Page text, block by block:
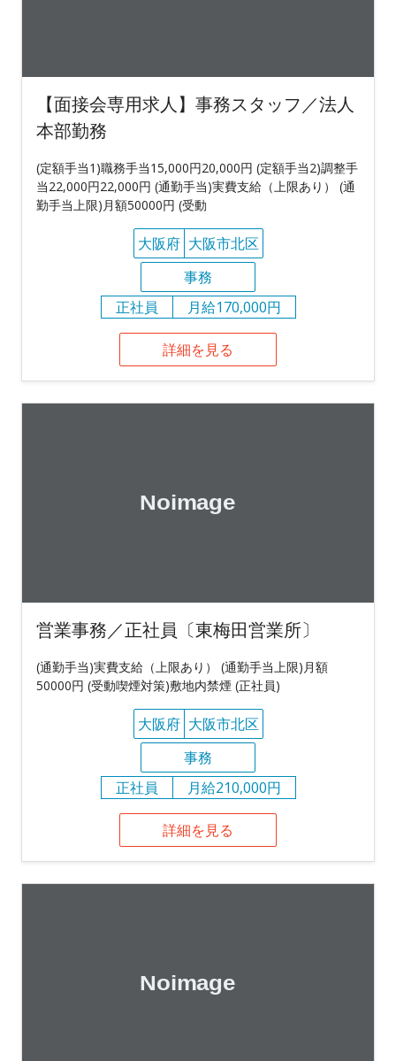
【面接会専用求人】事務スタッフ／法人
本部勤務
(定額手当1)職務手当15,000円20,000円 (定額手当2)調整手
当22,000円22,000円 (通勤手当)実費支給（上限あり） (通
勤手当上限)月額50000円 (受動
大阪府 大阪市北区
事務
正社員
月給170,000円
詳細を見る
営業事務／正社員〔東梅田営業所〕
(通勤手当)実費支給（上限あり） (通勤手当上限)月額
50000円 (受動喫煙対策)敷地内禁煙 (正社員)
大阪府 大阪市北区
事務
正社員
月給210,000円
詳細を見る